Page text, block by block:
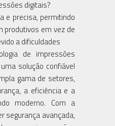
digitais?
e precisa, permitindo
produtivos em vez de
a dificuldades
de impressões
solução confiável
gama de setores,
a eficiência e a
moderno. Com a
segurança avançada,